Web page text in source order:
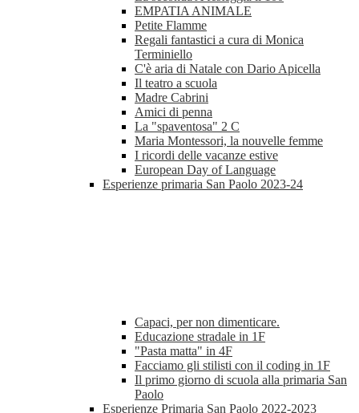
EMPATIA ANIMALE
Petite Flamme
Regali fantastici a cura di Monica
Terminiello
C'è aria di Natale con Dario Apicella
Il teatro a scuola
Madre Cabrini
Amici di penna
La "spaventosa" 2 C
Maria Montessori, la nouvelle femme
I ricordi delle vacanze estive
European Day of Language
Esperienze primaria San Paolo 2023-24
Capaci, per non dimenticare.
Educazione stradale in 1F
"Pasta matta" in 4F
Facciamo gli stilisti con il coding in 1F
Il primo giorno di scuola alla primaria San
Paolo
Esperienze Primaria San Paolo 2022-2023